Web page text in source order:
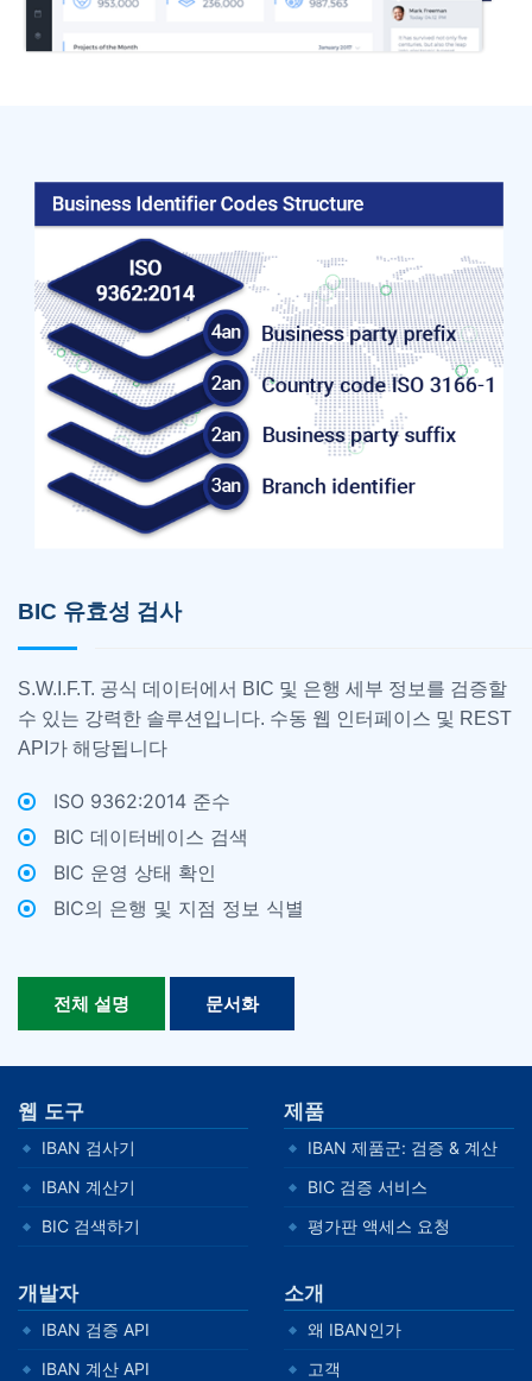
BIC 유효성 검사
S.W.I.F.T. 공식 데이터에서 BIC 및 은행 세부 정보를 검증할
수 있는 강력한 솔루션입니다. 수동 웹 인터페이스 및 REST
API가 해당됩니다
ISO 9362:2014 준수
BIC 데이터베이스 검색
BIC 운영 상태 확인
BIC의 은행 및 지점 정보 식별
전체 설명 문서화
웹 도구
IBAN 검사기
IBAN 계산기
BIC 검색하기
제품
IBAN 제품군: 검증 & 계산
BIC 검증 서비스
평가판 액세스 요청
개발자
IBAN 검증 API
IBAN 계산 API
소개
왜 IBAN인가
고객